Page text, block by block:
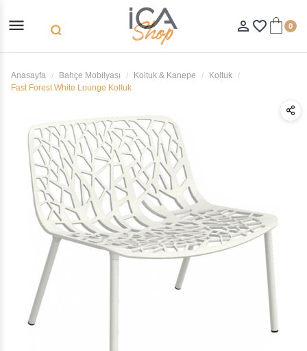
menu search person_outline favorite_border 0
Anasayfa Bahçe Mobilyası Koltuk & Kanepe
Koltuk
Fast Forest White Lounge Koltuk